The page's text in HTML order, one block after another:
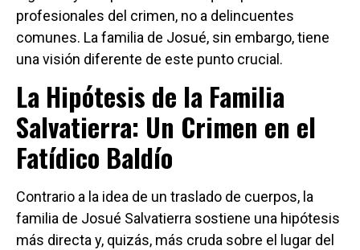
profesionales del crimen, no a delincuentes
comunes. La familia de Josué, sin embargo, tiene
una visión diferente de este punto crucial.
La Hipótesis de la Familia
Salvatierra: Un Crimen en el
Fatídico Baldío
Contrario a la idea de un traslado de cuerpos, la
familia de Josué Salvatierra sostiene una hipótesis
más directa y, quizás, más cruda sobre el lugar del